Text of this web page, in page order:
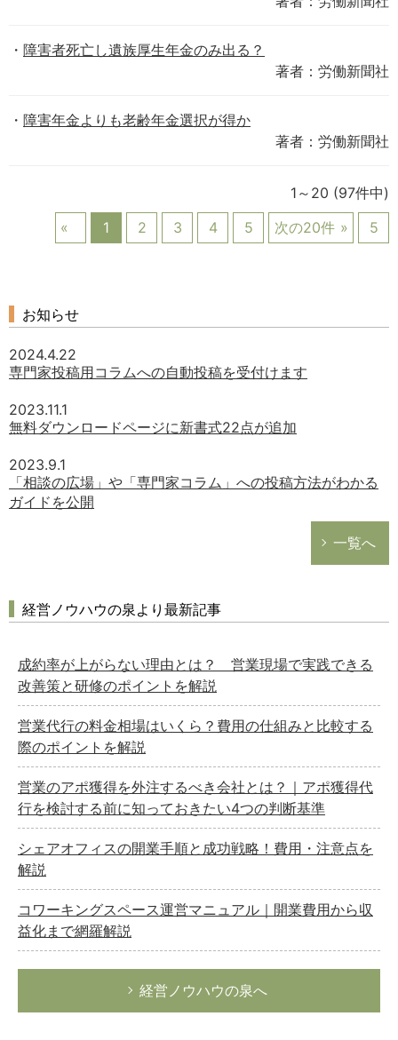
障害者死亡し遺族厚生年金のみ出る？
著者：労働新聞社
障害年金よりも老齢年金選択が得か
著者：労働新聞社
1～20 (97件中)
1
2 3 4 5 次の20件 5
お知らせ
2024.4.22
専門家投稿用コラムへの自動投稿を受付けます
2023.11.1
無料ダウンロードページに新書式22点が追加
2023.9.1
「相談の広場」や「専門家コラム」への投稿方法がわかる
ガイドを公開
一覧へ
経営ノウハウの泉より最新記事
成約率が上がらない理由とは？ 営業現場で実践できる
改善策と研修のポイントを解説
営業代行の料金相場はいくら？費用の仕組みと比較する
際のポイントを解説
営業のアポ獲得を外注するべき会社とは？｜アポ獲得代
行を検討する前に知っておきたい4つの判断基準
シェアオフィスの開業手順と成功戦略！費用・注意点を
解説
コワーキングスペース運営マニュアル｜開業費用から収
益化まで網羅解説
経営ノウハウの泉へ